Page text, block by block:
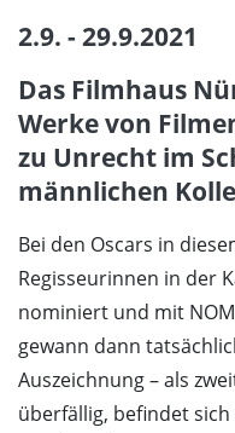
2.9. - 29.9.2021
Das Filmhaus
Werke von
zu Unrecht im
männlichen
Bei den Oscars in
Regisseurinnen in der
nominiert und mit
gewann dann
Auszeichnung – als
überfällig, befindet